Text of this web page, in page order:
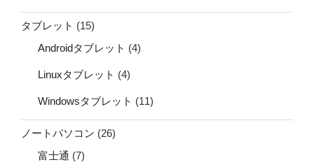
タブレット (15)
Androidタブレット (4)
Linuxタブレット (4)
Windowsタブレット (11)
ノートパソコン (26)
富士通 (7)